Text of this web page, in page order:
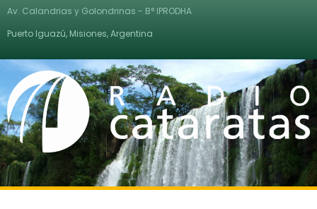
Av. Calandrias y Golondrinas - B° IPRODHA
Puerto Iguazú, Misiones, Argentina